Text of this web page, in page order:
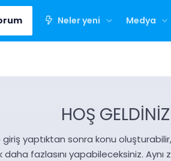
Neler yeni Medya
HOŞ
yaptıktan sonra konu
fazlasını yapabileceksiniz.